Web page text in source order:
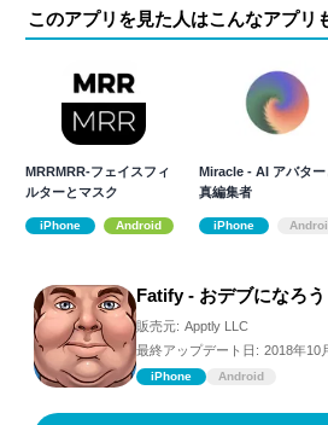
このアプリを見た人はこんなアプリ
MRRMRR-フェイスフィ
ルターとマスク
iPhone Android
Miracle - AI アバター
真編集者
iPhone
Fatify - おデブになろう
販売元: Apptly LLC
最終アップデート日: 2018年10
iPhone Android